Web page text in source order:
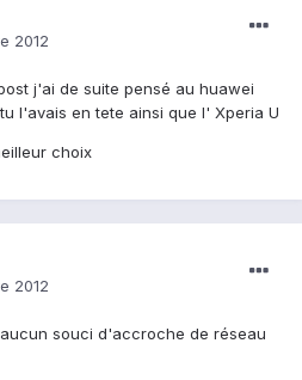
2012
j'ai de suite pensé au huawei
l'avais en tete ainsi que l' Xperia U
choix
2012
souci d'accroche de réseau